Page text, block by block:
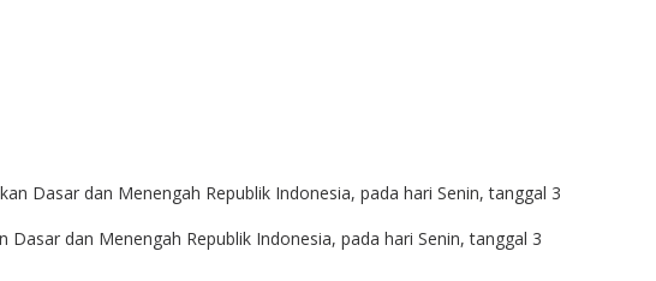
dan Menengah Republik Indonesia, pada hari Senin, tanggal 3